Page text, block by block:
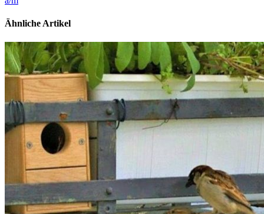
Ähnliche Artikel